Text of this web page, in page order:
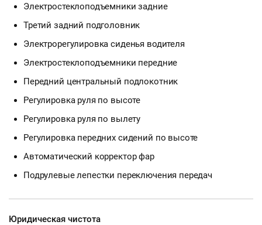
Электростеклоподъемники задние
Третий задний подголовник
Электрорегулировка сиденья водителя
Электростеклоподъемники передние
Передний центральный подлокотник
Регулировка руля по высоте
Регулировка руля по вылету
Регулировка передних сидений по высоте
Автоматический корректор фар
Подрулевые лепестки переключения передач
Юридическая чистота